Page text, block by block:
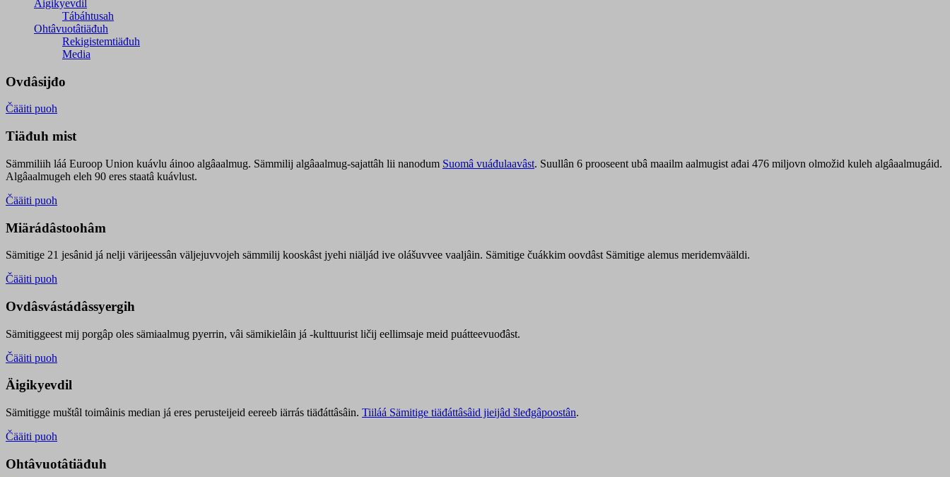
Äigikyevdil
Tábáhtusah
Ohtâvuotâtiäđuh
Rekigistemtiäđuh
Media
Ovdâsijđo
Čääiti puoh
Tiäđuh mist
Sämmiliih láá Euroop Union kuávlu áinoo algâaalmug. Sämmilij algâaalmug-sajattâh lii nanodum Suomâ vuáđulaavâst. Suullân 6 prooseent ubâ maailm aalmugist ađai 476 miljovn olmožid kuleh algâaalmugáid.
Algâaalmugeh eleh 90 eres staatâ kuávlust.
Čääiti puoh
Miärádâstoohâm
Sämitige 21 jesânid já nelji värijeessân väljejuvvojeh sämmilij kooskâst jyehi niäljád ive olášuvvee vaaljâin. Sämitige čuákkim oovdâst Sämitige alemus meridemvääldi.
Čääiti puoh
Ovdâsvástádâssyergih
Sämitiggeest mij porgâp oles sämiaalmug pyerrin, vâi sämikielâin já -kulttuurist ličij eellimsaje meid puátteevuođâst.
Čääiti puoh
Äigikyevdil
Sämitigge muštâl toimâinis median já eres perusteijeid eereeb iärrás tiäđáttâsâin. Tiiláá Sämitige tiäđáttâsâid jieijâd šleđgâpoostân.
Čääiti puoh
Ohtâvuotâtiäđuh